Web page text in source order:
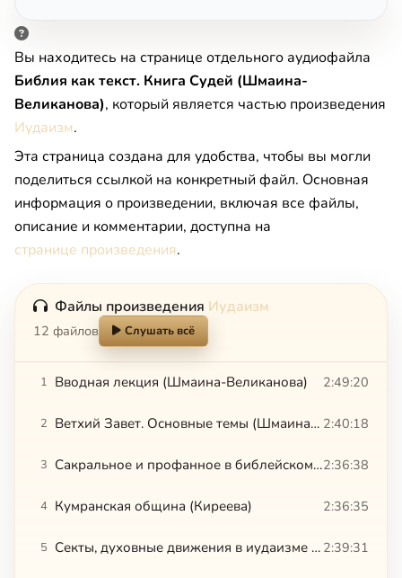
Вы находитесь на странице отдельного аудиофайла
Библия как текст. Книга Судей (Шмаина-
Великанова), который является частью произведения
Иудаизм.
Эта страница создана для удобства, чтобы вы могли
поделиться ссылкой на конкретный файл. Основная
информация о произведении, включая все файлы,
описание и комментарии, доступна на
странице произведения.
Файлы произведения Иудаизм
12 файлов Слушать всё
1 Вводная лекция (Шмаина-Великанова) 2:49:20
2 Ветхий Завет. Основные темы (Шмаина-Великанова) 2:40:18
3 Сакральное и профанное в библейском и эллинистическом иудаизме (Киреева)2:36:38
4 Кумранская община (Киреева) 2:36:35
5 Секты, духовные движения в иудаизме Второго Храма: фарисеи, саддукеи, зилоты (Шмаина-Великанова) 2:39:31